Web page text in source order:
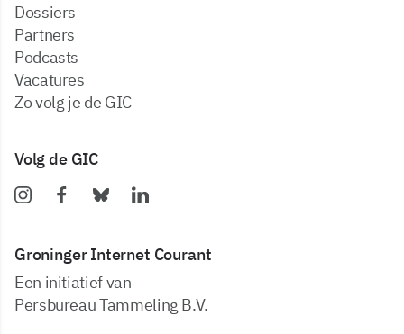
dossiers
partners
podcasts
vacatures
zo volg je de GIC
Volg de GIC
Groninger Internet Courant
Een initiatief van
Persbureau Tammeling B.V.